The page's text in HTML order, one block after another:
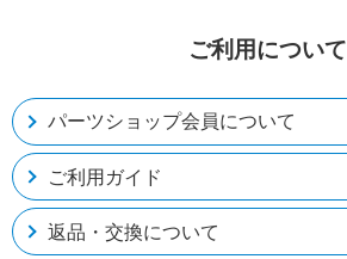
ご利用について
パーツショップ会員について
ご利用ガイド
返品・交換について